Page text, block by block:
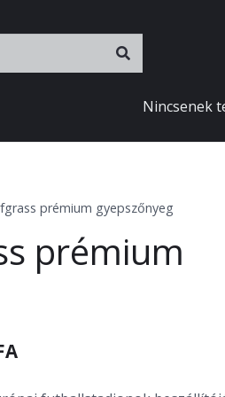
Nincsenek
prémium gyepszőnyeg
prémium